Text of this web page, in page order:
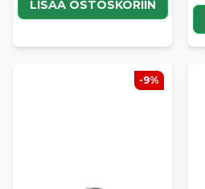
LISÄÄ OSTOSKORIIN
-9%